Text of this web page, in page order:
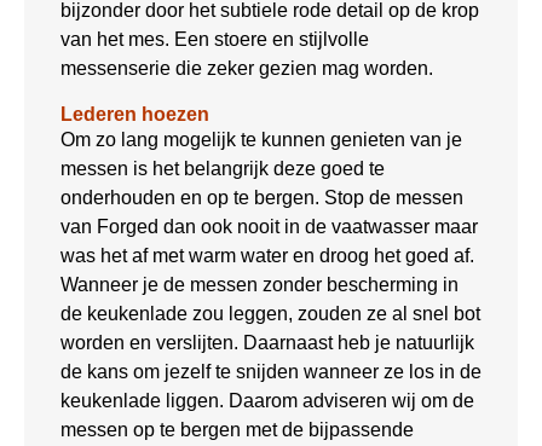
bijzonder door het subtiele rode detail op de krop
van het mes. Een stoere en stijlvolle
messenserie die zeker gezien mag worden.
Lederen hoezen
Om zo lang mogelijk te kunnen genieten van je
messen is het belangrijk deze goed te
onderhouden en op te bergen. Stop de messen
van Forged dan ook nooit in de vaatwasser maar
was het af met warm water en droog het goed af.
Wanneer je de messen zonder bescherming in
de keukenlade zou leggen, zouden ze al snel bot
worden en verslijten. Daarnaast heb je natuurlijk
de kans om jezelf te snijden wanneer ze los in de
keukenlade liggen. Daarom adviseren wij om de
messen op te bergen met de bijpassende